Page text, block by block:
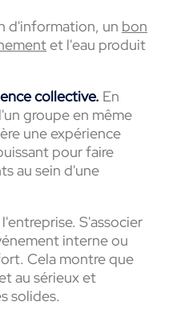
d'information, un bon
et l'eau produit
collective. En
groupe en même
une expérience
pour faire
au sein d'une
S'associer
interne ou
Cela montre que
au sérieux et
solides.